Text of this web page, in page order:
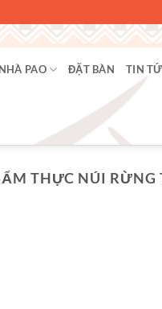
PAO ĐẶT BÀN TIN
ẨM THỰC NÚI RỪNG